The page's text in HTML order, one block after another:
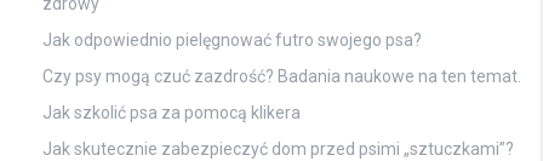
zdrowy
Jak odpowiednio pielęgnować futro swojego psa?
Czy psy mogą czuć zazdrość? Badania naukowe na ten temat.
Jak szkolić psa za pomocą klikera
Jak skutecznie zabezpieczyć dom przed psimi „sztuczkami”?